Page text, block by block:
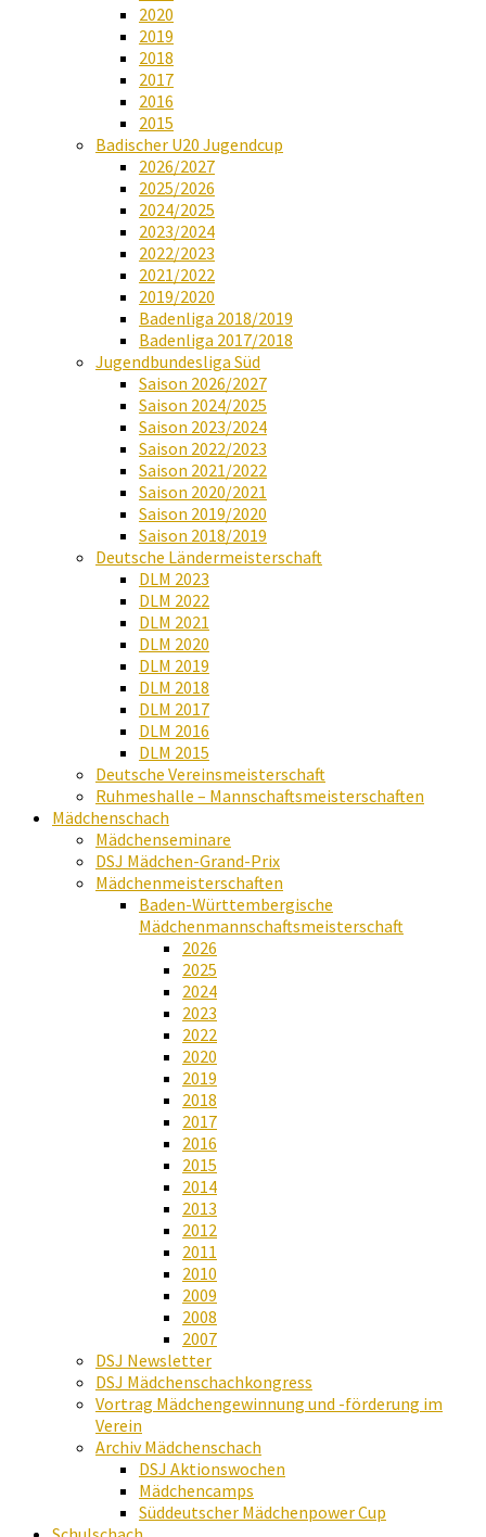
2020
2019
2018
2017
2016
2015
Badischer U20 Jugendcup
2026/2027
2025/2026
2024/2025
2023/2024
2022/2023
2021/2022
2019/2020
Badenliga 2018/2019
Badenliga 2017/2018
Jugendbundesliga Süd
Saison 2026/2027
Saison 2024/2025
Saison 2023/2024
Saison 2022/2023
Saison 2021/2022
Saison 2020/2021
Saison 2019/2020
Saison 2018/2019
Deutsche Ländermeisterschaft
DLM 2023
DLM 2022
DLM 2021
DLM 2020
DLM 2019
DLM 2018
DLM 2017
DLM 2016
DLM 2015
Deutsche Vereinsmeisterschaft
Ruhmeshalle – Mannschaftsmeisterschaften
Mädchenschach
Mädchenseminare
DSJ Mädchen-Grand-Prix
Mädchenmeisterschaften
Baden-Württembergische
Mädchenmannschaftsmeisterschaft
2026
2025
2024
2023
2022
2020
2019
2018
2017
2016
2015
2014
2013
2012
2011
2010
2009
2008
2007
DSJ Newsletter
DSJ Mädchenschachkongress
Vortrag Mädchengewinnung und -förderung im
Verein
Archiv Mädchenschach
DSJ Aktionswochen
Mädchencamps
Süddeutscher Mädchenpower Cup